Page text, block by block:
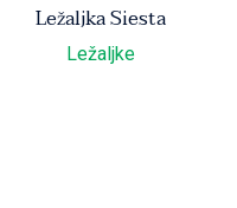
Ležaljka Siesta
Ležaljke